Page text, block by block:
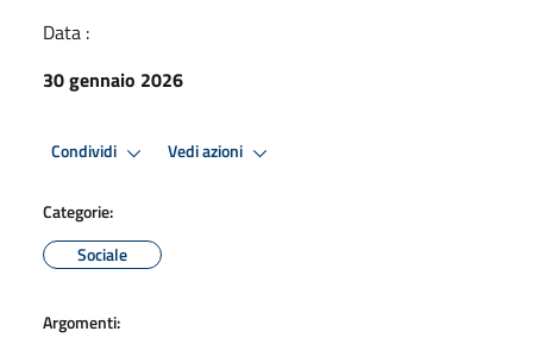
Data :
30 gennaio 2026
Condividi Vedi azioni
Categorie:
Sociale
Argomenti: